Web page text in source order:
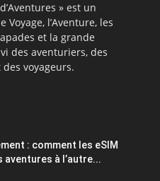
» est un
l’Aventure, les
et la grande
des aventuriers, des
voyageurs.
: comment les eSIM
aventures à l’autre...